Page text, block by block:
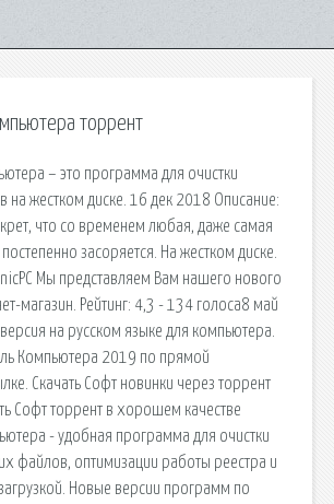
торрент
– это программа для очистки
на жестком диске. 16 дек 2018 Описание:
что со временем любая, даже самая
засоряется. На жестком диске.
Мы представляем Вам нашего нового
магазин. Рейтинг: 4,3 - 134 голоса8 май
на русском языке для компьютера.
Компьютера 2019 по прямой
Скачать Софт новинки через торрент
Софт торрент в хорошем качестве
- удобная программа для очистки
файлов, оптимизации работы реестра и
Новые версии программ по